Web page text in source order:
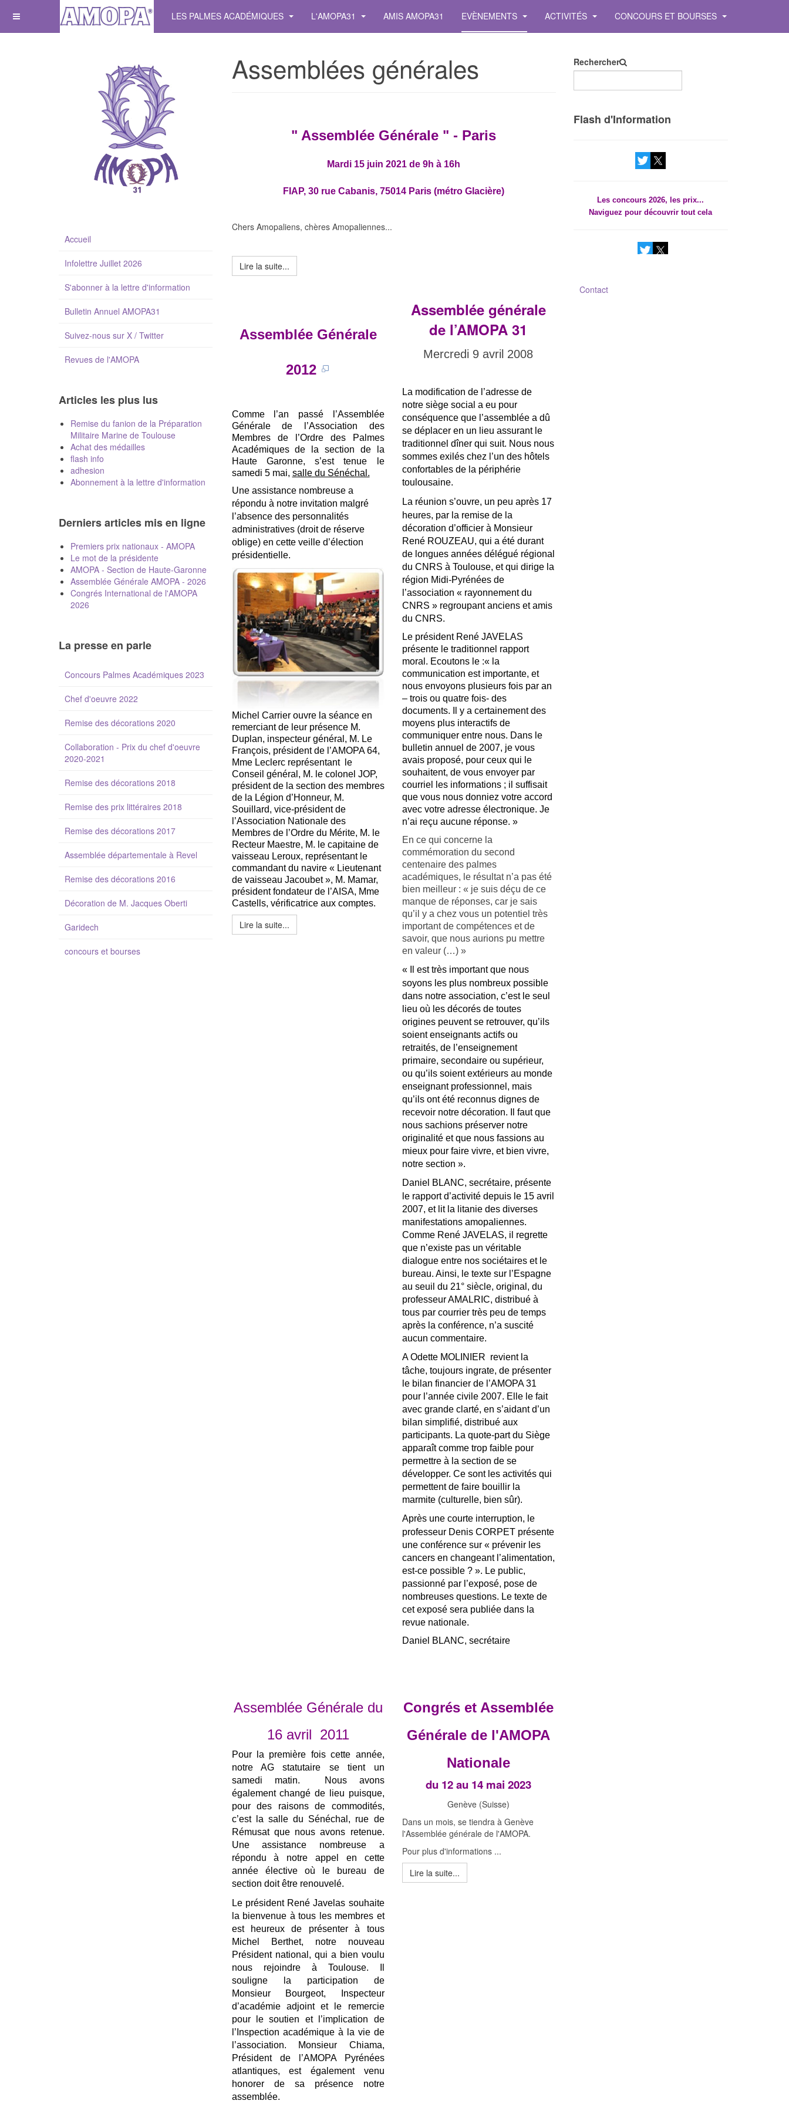
LES PALMES ACADÉMIQUES L'AMOPA31 AMIS AMOPA31 EVÈNEMENTS ACTIVITÉS CONCOURS ET BOURSES
Assemblées générales
" Assemblée Générale " - Paris
Mardi 15 juin 2021 de 9h à 16h
FIAP, 30 rue Cabanis, 75014 Paris (métro Glacière)
Chers Amopaliens, chères Amopaliennes...
Lire la suite...
Assemblée Générale
2012
Comme l’an passé l’Assemblée
Générale de l’Association des
Membres de l’Ordre des Palmes
Académiques de la section de la
Haute Garonne, s’est tenue le
samedi 5 mai, salle du Sénéchal.
Une assistance nombreuse a
répondu à notre invitation malgré
l’absence des personnalités
administratives (droit de réserve
oblige) en cette veille d’élection
présidentielle.
Michel Carrier ouvre la séance en
remerciant de leur présence M.
Duplan, inspecteur général, M. Le
François, président de l’AMOPA 64,
Mme Leclerc représentant le
Conseil général, M. le colonel JOP,
président de la section des membres
de la Légion d’Honneur, M.
Souillard, vice-président de
l’Association Nationale des
Membres de l’Ordre du Mérite, M. le
Recteur Maestre, M. le capitaine de
vaisseau Leroux, représentant le
commandant du navire « Lieutenant
de vaisseau Jacoubet », M. Mamar,
président fondateur de l’AISA, Mme
Castells, vérificatrice aux comptes.
Lire la suite...
Assemblée générale
de l’AMOPA 31
Mercredi 9 avril 2008
La modification de l’adresse de
notre siège social a eu pour
conséquence que l’assemblée a dû
se déplacer en un lieu assurant le
traditionnel dîner qui suit. Nous nous
sommes exilés chez l’un des hôtels
confortables de la périphérie
toulousaine.
La réunion s’ouvre, un peu après 17
heures, par la remise de la
décoration d’officier à Monsieur
René ROUZEAU, qui a été durant
de longues années délégué régional
du CNRS à Toulouse, et qui dirige la
région Midi-Pyrénées de
l’association « rayonnement du
CNRS » regroupant anciens et amis
du CNRS.
Le président René JAVELAS
présente le traditionnel rapport
moral. Ecoutons le :« la
communication est importante, et
nous envoyons plusieurs fois par an
– trois ou quatre fois- des
documents. Il y a certainement des
moyens plus interactifs de
communiquer entre nous. Dans le
bulletin annuel de 2007, je vous
avais proposé, pour ceux qui le
souhaitent, de vous envoyer par
courriel les informations ; il suffisait
que vous nous donniez votre accord
avec votre adresse électronique. Je
n’ai reçu aucune réponse. »
En ce qui concerne la
commémoration du second
centenaire des palmes
académiques, le résultat n’a pas été
bien meilleur : « je suis déçu de ce
manque de réponses, car je sais
qu’il y a chez vous un potentiel très
important de compétences et de
savoir, que nous aurions pu mettre
en valeur (…) »
« Il est très important que nous
soyons les plus nombreux possible
dans notre association, c’est le seul
lieu où les décorés de toutes
origines peuvent se retrouver, qu’ils
soient enseignants actifs ou
retraités, de l’enseignement
primaire, secondaire ou supérieur,
ou qu’ils soient extérieurs au monde
enseignant professionnel, mais
qu’ils ont été reconnus dignes de
recevoir notre décoration. Il faut que
nous sachions préserver notre
originalité et que nous fassions au
mieux pour faire vivre, et bien vivre,
notre section ».
Daniel BLANC, secrétaire, présente
le rapport d’activité depuis le 15 avril
2007, et lit la litanie des diverses
manifestations amopaliennes.
Comme René JAVELAS, il regrette
que n’existe pas un véritable
dialogue entre nos sociétaires et le
bureau. Ainsi, le texte sur l’Espagne
au seuil du 21° siècle, original, du
professeur AMALRIC, distribué à
tous par courrier très peu de temps
après la conférence, n’a suscité
aucun commentaire.
A Odette MOLINIER revient la
tâche, toujours ingrate, de présenter
le bilan financier de l’AMOPA 31
pour l’année civile 2007. Elle le fait
avec grande clarté, en s’aidant d’un
bilan simplifié, distribué aux
participants. La quote-part du Siège
apparaît comme trop faible pour
permettre à la section de se
développer. Ce sont les activités qui
permettent de faire bouillir la
marmite (culturelle, bien sûr).
Après une courte interruption, le
professeur Denis CORPET présente
une conférence sur « prévenir les
cancers en changeant l’alimentation,
est-ce possible ? ». Le public,
passionné par l’exposé, pose de
nombreuses questions. Le texte de
cet exposé sera publiée dans la
revue nationale.
Daniel BLANC, secrétaire
Assemblée Générale du
16 avril 2011
Pour la première fois cette année,
notre AG statutaire se tient un
samedi matin. Nous avons
également changé de lieu puisque,
pour des raisons de commodités,
c’est la salle du Sénéchal, rue de
Rémusat que nous avons retenue.
Une assistance nombreuse a
répondu à notre appel en cette
année élective où le bureau de
section doit être renouvelé.
Le président René Javelas souhaite
la bienvenue à tous les membres et
est heureux de présenter à tous
Michel Berthet, notre nouveau
Président national, qui a bien voulu
nous rejoindre à Toulouse. Il
souligne la participation de
Monsieur Bourgeot, Inspecteur
d’académie adjoint et le remercie
pour le soutien et l’implication de
l’Inspection académique à la vie de
l’association.
Monsieur Chiama,
Président de l’AMOPA Pyrénées
atlantiques, est également venu
honorer de sa présence notre
assemblée.
Congrés et Assemblée
Générale de l'AMOPA
Nationale
du 12 au 14 mai 2023
Genève (Suisse)
Dans un mois, se tiendra à Genève
l'Assemblée générale de l'AMOPA.
Pour plus d'informations ...
Lire la suite...
Accueil
Infolettre Juillet 2026
S'abonner à la lettre d'information
Bulletin Annuel AMOPA31
Suivez-nous sur X / Twitter
Revues de l'AMOPA
Articles les plus lus
Remise du fanion de la Préparation
Militaire Marine de Toulouse
Achat des médailles
flash info
adhesion
Abonnement à la lettre d'information
Derniers articles mis en ligne
Premiers prix nationaux - AMOPA
Le mot de la présidente
AMOPA - Section de Haute-Garonne
Assemblée Générale AMOPA - 2026
Congrés International de l'AMOPA
2026
La presse en parle
Concours Palmes Académiques 2023
Chef d'oeuvre 2022
Remise des décorations 2020
Collaboration - Prix du chef d'oeuvre
2020-2021
Remise des décorations 2018
Remise des prix littéraires 2018
Remise des décorations 2017
Assemblée départementale à Revel
Remise des décorations 2016
Décoration de M. Jacques Oberti
Garidech
concours et bourses
Rechercher
Flash d'Information
Naviguez pour découvrir tout cela
Contact